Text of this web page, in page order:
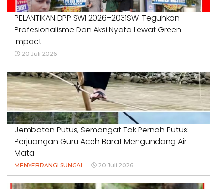
PELANTIKAN DPP SWI 2026–2031SWI Teguhkan
Profesionalisme Dan Aksi Nyata Lewat Green
Impact
20 Juli 2026
Jembatan Putus, Semangat Tak Pernah Putus:
Perjuangan Guru Aceh Barat Mengundang Air
Mata
MENYEBRANGI SUNGAI 20 Juli 2026